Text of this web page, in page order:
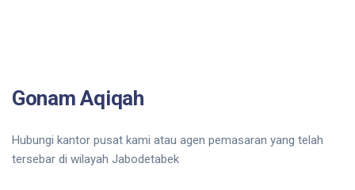
Gonam Aqiqah
Hubungi kantor pusat kami atau agen pemasaran yang telah
tersebar di wilayah Jabodetabek